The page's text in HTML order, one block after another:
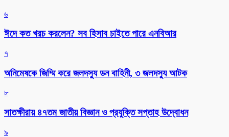
৬
ঈদে কত খরচ করলেন? সব হিসাব চাইতে পারে এনবিআর
৭
অনিমেষকে জিম্মি করে জলদস্যু ডন বাহিনী, ৩ জলদস্যু আটক
৮
সাতক্ষীরায় ৪৭তম জাতীয় বিজ্ঞান ও প্রযুক্তি সপ্তাহ উদ্বোধন
৯